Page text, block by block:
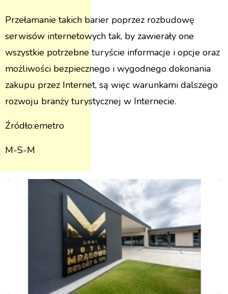
Przełamanie takich barier poprzez rozbudowę
serwisów internetowych tak, by zawierały one
wszystkie potrzebne turyście informacje i opcje oraz
możliwości bezpiecznego i wygodnego dokonania
zakupu przez Internet, są więc warunkami dalszego
rozwoju branży turystycznej w Internecie.
Źródło:emetro
M-S-M